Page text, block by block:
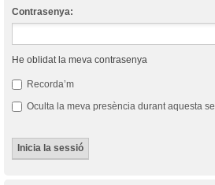
Contrasenya:
He oblidat la meva contrasenya
Recorda’m
Oculta la meva presència durant aquesta